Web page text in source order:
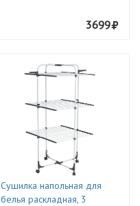
3699
Сушилка напольная для
белья раскладная, 3